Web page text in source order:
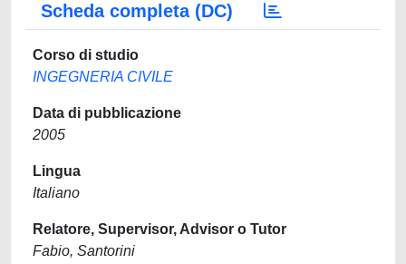
Scheda completa (DC)
Corso di studio
INGEGNERIA CIVILE
Data di pubblicazione
2005
Lingua
Italiano
Relatore, Supervisor, Advisor o Tutor
Fabio, Santorini